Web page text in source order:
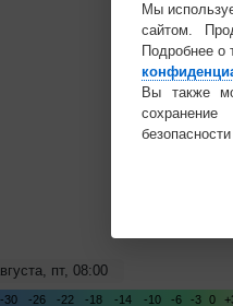
Мы
сайтом.
Подробнее о
Вы также